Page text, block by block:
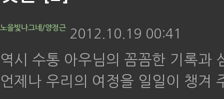
노을빛나그네/양정근 2012.10.19 00:41
역시 수통 아우님의 꼼꼼한 기록과
언제나 우리의 여정을 일일이 챙겨